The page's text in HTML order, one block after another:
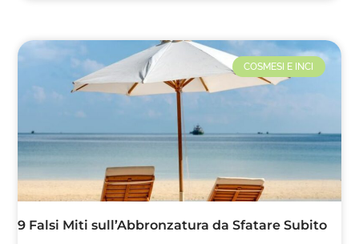
COSMESI E INCI
9 Falsi Miti sull’Abbronzatura da Sfatare Subito